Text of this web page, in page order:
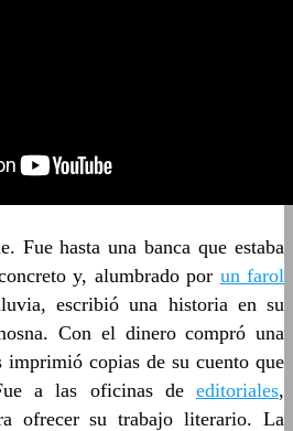
Fue hasta una banca que estaba
y, alumbrado por un farol
escribió una historia en su
Con el dinero compró una
imprimió copias de su cuento que
a las oficinas de editoriales,
ofrecer su trabajo literario. La